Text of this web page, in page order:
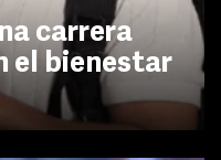
carrera
el bienestar